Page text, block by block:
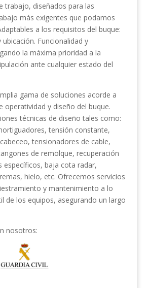
trabajo, diseñados para las
más exigentes que podamos
a los requisitos del buque:
Funcionalidad y
la máxima prioridad a la
ante cualquier estado del
gama de soluciones acorde a
operatividad y diseño del buque.
técnicas de diseño tales como:
tensión constante,
tensionadores de cable,
de remolque, recuperación
específicos, baja cota radar,
hielo, etc. Ofrecemos servicios
y mantenimiento a lo
de los equipos, asegurando un largo
nosotros: